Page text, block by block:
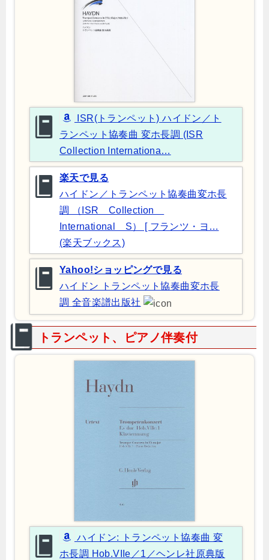
ISR(トランペット) ハイドン／ト
ランペット協奏曲 変ホ長調 (ISR
Collection Internationa…
楽天で見る
ハイドン／トランペット協奏曲変ホ長
調 （ISR Collection
International S） [ フランツ・ヨ…
(楽天ブックス)
Yahoo!ショッピングで見る
ハイドン トランペット協奏曲変ホ長
調 全音楽譜出版社
トランペット、ピアノ伴奏付
ハイドン: トランペット協奏曲 変
ホ長調 Hob.VIIe／1／ヘンレ社原典版